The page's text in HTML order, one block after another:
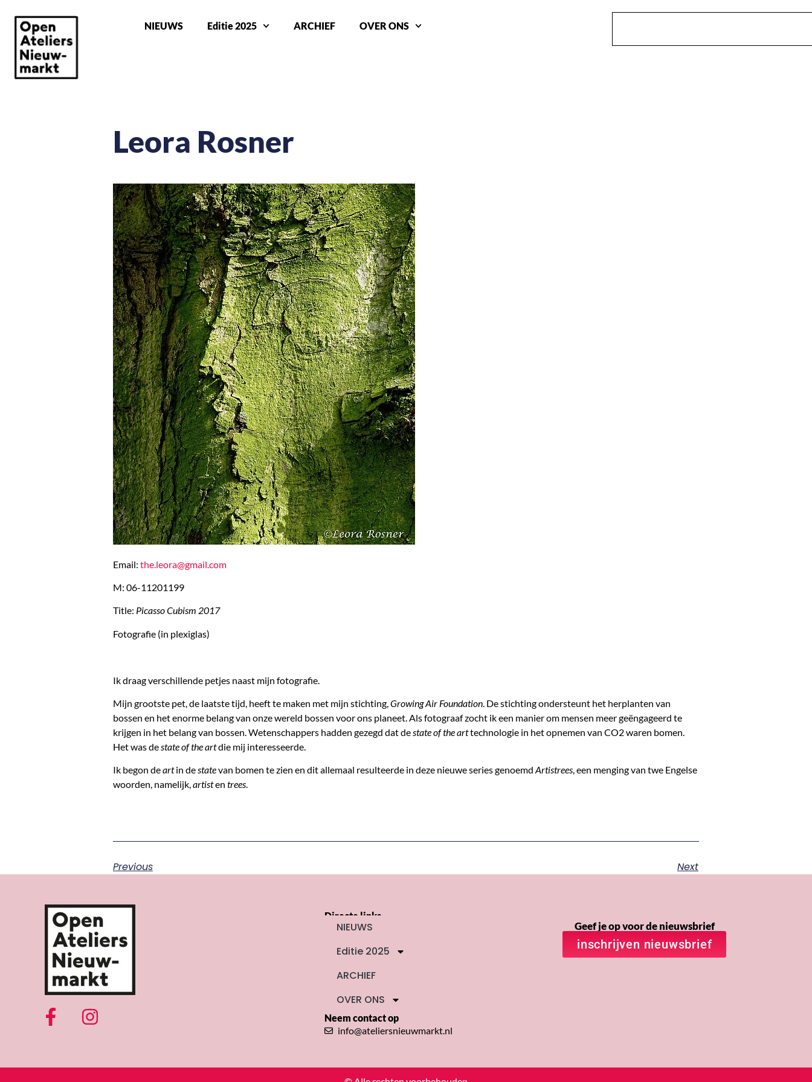
NIEUWS Editie 2025 ARCHIEF OVER ONS
Leora Rosner
Email: the.leora@gmail.com
M: 06-11201199
Title: Picasso Cubism 2017
Fotografie (in plexiglas)
Ik draag verschillende petjes naast mijn fotografie.
Mijn grootste pet, de laatste tijd, heeft te maken met mijn stichting,Growing Air Foundation. De stichting ondersteunt het herplanten van
bossen en het enorme belang van onze wereld bossen voor ons planeet. Als fotograaf zocht ik een manier om mensen meer geëngageerd te
krijgen in het belang van bossen. Wetenschappers hadden gezegd dat destate of the arttechnologie in het opnemen van CO2 waren bomen.
Het was destate of the artdie mij interesseerde.
Ik begon deartin destatevan bomen te zien en dit allemaal resulteerde in deze nieuwe series genoemd Artistrees, een menging van twe Engelse
woorden, namelijk,artisten trees.
Previous Next
Directe links
NIEUWS
Editie 2025
ARCHIEF
OVER ONS
Neem contact op
info@ateliersnieuwmarkt.nl
Geef je op voor de nieuwsbrief
inschrijven nieuwsbrief